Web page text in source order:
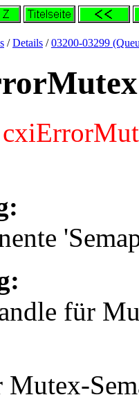
/Details /03200-03299
für
Mutex-